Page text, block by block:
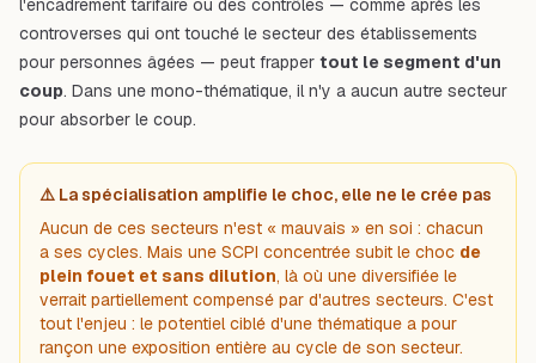
l'encadrement tarifaire ou des contrôles — comme après les
controverses qui ont touché le secteur des établissements
pour personnes âgées — peut frapper tout le segment d'un
coup. Dans une mono-thématique, il n'y a aucun autre secteur
pour absorber le coup.
⚠️ La spécialisation amplifie le choc, elle ne le crée pas
Aucun de ces secteurs n'est « mauvais » en soi : chacun
a ses cycles. Mais une SCPI concentrée subit le choc de
plein fouet et sans dilution, là où une diversifiée le
verrait partiellement compensé par d'autres secteurs. C'est
tout l'enjeu : le potentiel ciblé d'une thématique a pour
rançon une exposition entière au cycle de son secteur.